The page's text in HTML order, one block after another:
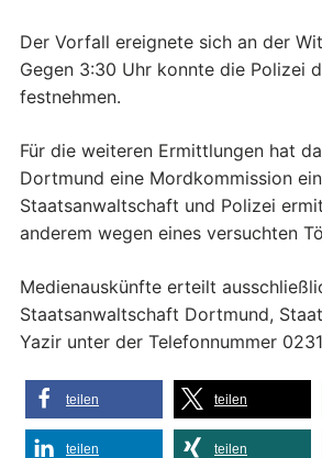
Der Vorfall ereignete sich an der
Gegen 3:30 Uhr konnte die Polizei
festnehmen.
Für die weiteren Ermittlungen hat
Dortmund eine Mordkommission
Staatsanwaltschaft und Polizei
anderem wegen eines versuchten
Medienauskünfte erteilt
Staatsanwaltschaft Dortmund,
Yazir unter der Telefonnummer
teilen teilen
teilen teilen